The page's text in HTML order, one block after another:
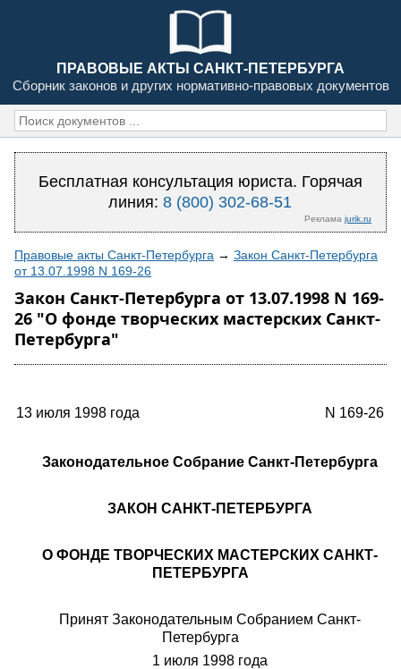
ПРАВОВЫЕ АКТЫ САНКТ-ПЕТЕРБУРГА
Сборник законов и других нормативно-правовых документов
Бесплатная консультация юриста. Горячая
линия:8 (800) 302-68-51
Реклама jurik.ru
Правовые акты Санкт-Петербурга → Закон Санкт-Петербурга
от 13.07.1998 N 169-26
Закон Санкт-Петербурга от 13.07.1998 N 169-
26 "О фонде творческих мастерских Санкт-
Петербурга"
13 июля 1998 года N 169-26
Законодательное Собрание Санкт-Петербурга
ЗАКОН САНКТ-ПЕТЕРБУРГА
О ФОНДЕ ТВОРЧЕСКИХ МАСТЕРСКИХ САНКТ-
ПЕТЕРБУРГА
Принят Законодательным Собранием Санкт-
Петербурга
1 июля 1998 года